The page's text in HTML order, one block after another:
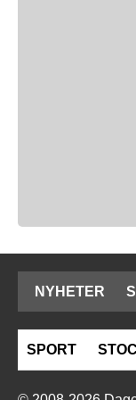
NYHETER
SPORT